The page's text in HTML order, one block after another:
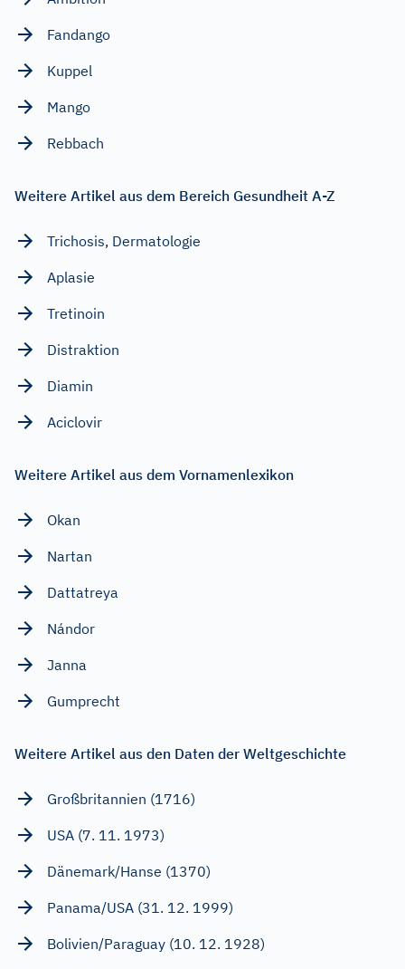
Fandango
Kuppel
Mango
Rebbach
Weitere Artikel aus dem Bereich Gesundheit A-Z
Trichosis, Dermatologie
Aplasie
Tretinoin
Distraktion
Diamin
Aciclovir
Weitere Artikel aus dem Vornamenlexikon
Okan
Nartan
Dattatreya
Nándor
Janna
Gumprecht
Weitere Artikel aus den Daten der Weltgeschichte
Großbritannien (1716)
USA (7. 11. 1973)
Dänemark/Hanse (1370)
Panama/USA (31. 12. 1999)
Bolivien/Paraguay (10. 12. 1928)